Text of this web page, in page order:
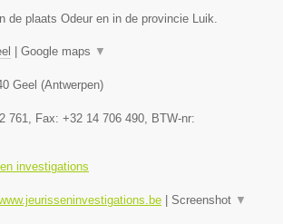
de plaats Odeur en in de provincie Luik.
| Google maps ▼
Geel (Antwerpen)
761 , Fax: +32 14 706 490 , BTW-nr:
investigations
| Screenshot ▼